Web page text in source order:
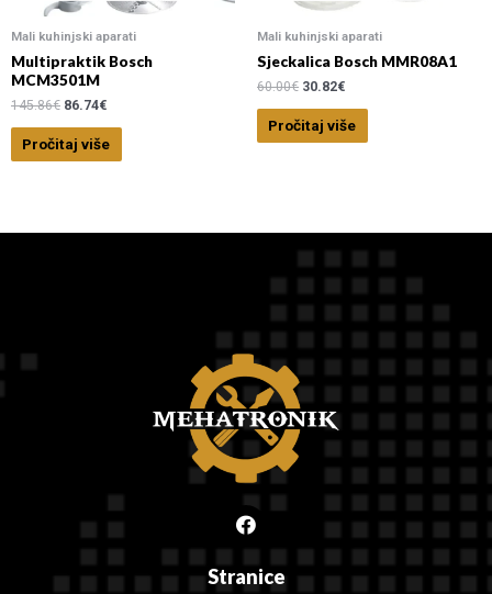
Mali kuhinjski aparati
Multipraktik Bosch
MCM3501M
145.86€ 86.74€
Pročitaj više
Mali kuhinjski aparati
Sjeckalica Bosch MMR08A1
60.00€ 30.82€
Pročitaj više
Stranice